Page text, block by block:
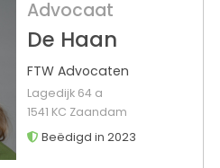
Advocaat
De Haan
FTW Advocaten
Lagedijk 64 a
1541 KC Zaandam
Beëdigd in 2023